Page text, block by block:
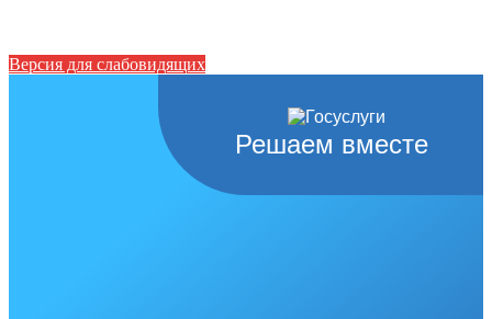
Версия для слабовидящих
Решаем вместе